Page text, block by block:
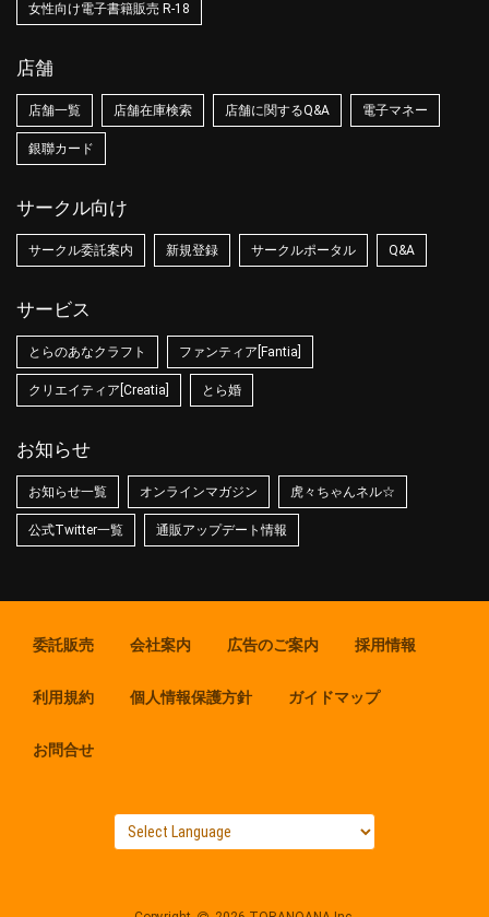
女性向け電子書籍販売 R-18
店舗
店舗一覧 店舗在庫検索 店舗に関するQ&A 電子マネー
銀聯カード
サークル向け
サークル委託案内 新規登録 サークルポータル Q&A
サービス
とらのあなクラフト ファンティア[Fantia]
クリエイティア[Creatia] とら婚
お知らせ
お知らせ一覧 オンラインマガジン 虎々ちゃんネル☆
公式Twitter一覧 通販アップデート情報
委託販売 会社案内 広告のご案内 採用情報
利用規約 個人情報保護方針 ガイドマップ
お問合せ